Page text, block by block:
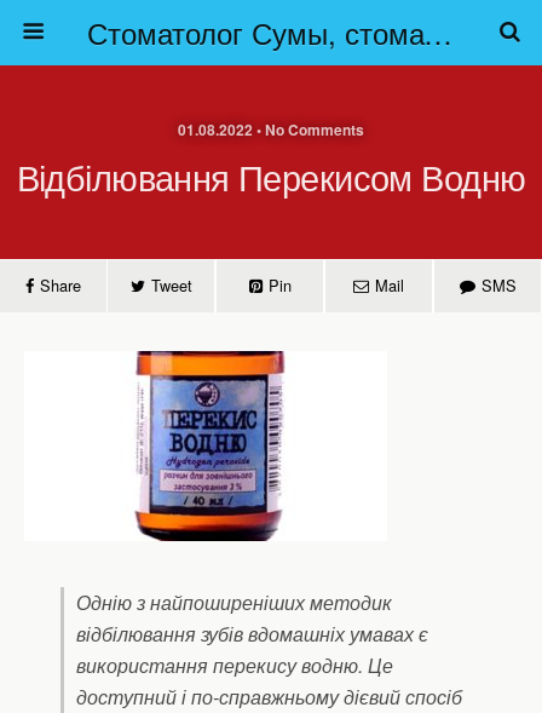
Стоматолог Сумы, стоматологические клиники Сумы, детская стоматология в Сумах. | Частная стоматология Сумы
01.08.2022 • No Comments
Відбілювання Перекисом Водню
Share Tweet Pin Mail SMS
Однію з найпоширеніших методик
відбілювання зубів вдомашніх умавах є
використання перекису водню. Це
доступний і по-справжньому дієвий спосіб